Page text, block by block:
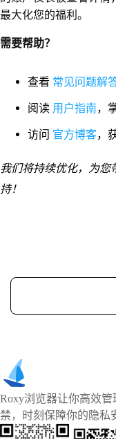
最大化您的福利。
需要帮助？
查看 常见问题解
阅读 用户指南，
访问 官方博客，
我们将持续优化，为您
持！
Roxy浏览器让你高效
禁，时刻保障你的隐私